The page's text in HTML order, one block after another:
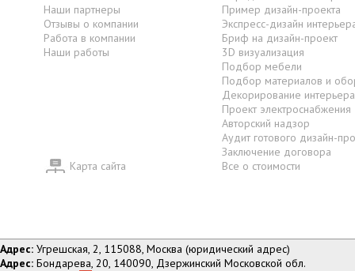
Наши партнеры
Отзывы о компании
Работа в компании
Наши работы
Карта сайта
Пример дизайн-проекта
Экспресс-дизайн
Бриф на дизайн-проект
3D визуализация
Подбор мебели
Подбор материалов и
Декорирование интерьера
Проект электроснабжения
Авторский надзор
Аудит готового дизайн-
Заключение договора
Все о стоимости
Адрес: Угрешская, 2, 115088, Москва (юридический адрес)
Адрес: Бондарева, 20, 140090, Дзержинский Московской обл.